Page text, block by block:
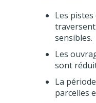
Les
sensibles.
Les
sont
La
parcelles